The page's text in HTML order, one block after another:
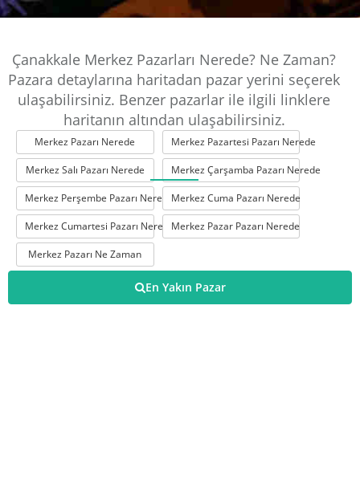
Çanakkale Merkez Pazarları Nerede? Ne Zaman?
Pazara detaylarına haritadan pazar yerini seçerek
ulaşabilirsiniz. Benzer pazarlar ile ilgili linklere
haritanın altından ulaşabilirsiniz.
Merkez Pazarı Nerede Merkez Pazartesi Pazarı Nerede
Merkez Salı Pazarı Nerede Merkez Çarşamba Pazarı Nerede
Merkez Perşembe Pazarı NeredeMerkez Cuma Pazarı Nerede
Merkez Cumartesi Pazarı NeredeMerkez Pazar Pazarı Nerede
Merkez Pazarı Ne Zaman
En Yakın Pazar